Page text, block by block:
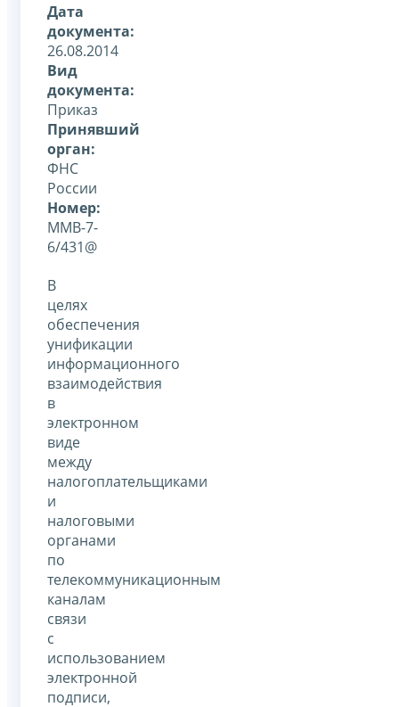
Дата
документа:
26.08.2014
Вид
документа:
Приказ
Принявший
орган:
ФНС
России
Номер:
ММВ-7-
6/431@
В
целях
обеспечения
унификации
информационного
взаимодействия
в
электронном
виде
между
налогоплательщиками
и
налоговыми
органами
по
телекоммуникационным
каналам
связи
с
использованием
электронной
подписи,